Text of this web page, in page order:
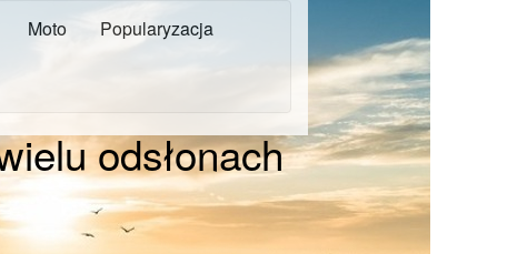
Moto Popularyzacja
odsłonach